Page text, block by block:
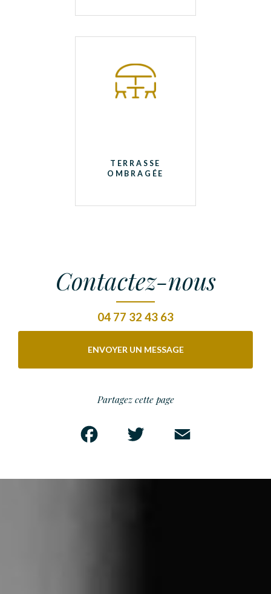
TERRASSE
OMBRAGÉE
Contactez-nous
04 77 32 43 63
ENVOYER UN MESSAGE
Partagez cette page